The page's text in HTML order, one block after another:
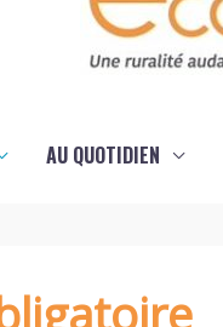
AU QUOTIDIEN